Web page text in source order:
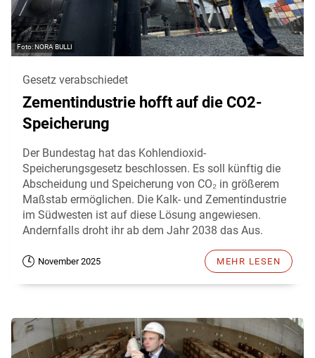
NORA BULLI
Gesetz verabschiedet
Zementindustrie hofft auf die CO2-
Speicherung
Der Bundestag hat das Kohlendioxid-
Speicherungsgesetz beschlossen. Es soll künftig die
Abscheidung und Speicherung von CO₂ in größerem
Maßstab ermöglichen. Die Kalk- und Zementindustrie
im Südwesten ist auf diese Lösung angewiesen.
Andernfalls droht ihr ab dem Jahr 2038 das Aus.
November 2025 MEHR LESEN